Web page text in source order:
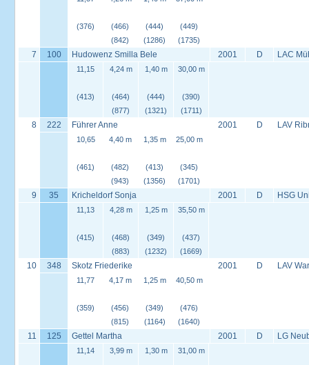
(376)
(466)
(842)
(444)
(1286)
(449)
(1735)
7 100 Hudowenz Smilla Bele 2001 D LAC
11,15
(413)
4,24 m
(464)
(877)
1,40 m
(444)
(1321)
30,00 m
(390)
(1711)
8 222 Führer Anne 2001 D LAV
10,65
(461)
4,40 m
(482)
(943)
1,35 m
(413)
(1356)
25,00 m
(345)
(1701)
9 35 Kricheldorf Sonja 2001 D HSG
11,13
(415)
4,28 m
(468)
(883)
1,25 m
(349)
(1232)
35,50 m
(437)
(1669)
10 348 Skotz Friederike 2001 D LAV
11,77
(359)
4,17 m
(456)
(815)
1,25 m
(349)
(1164)
40,50 m
(476)
(1640)
11 125 Gettel Martha 2001 D LG
11,14 3,99 m 1,30 m 31,00 m